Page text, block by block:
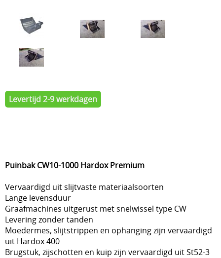
Levertijd 2-9 werkdagen
Puinbak CW10-1000 Hardox Premium
Vervaardigd uit slijtvaste materiaalsoorten
Lange levensduur
Graafmachines uitgerust met snelwissel type CW
Levering zonder tanden
Moedermes, slijtstrippen en ophanging zijn vervaardigd
uit Hardox 400
Brugstuk, zijschotten en kuip zijn vervaardigd uit St52-3